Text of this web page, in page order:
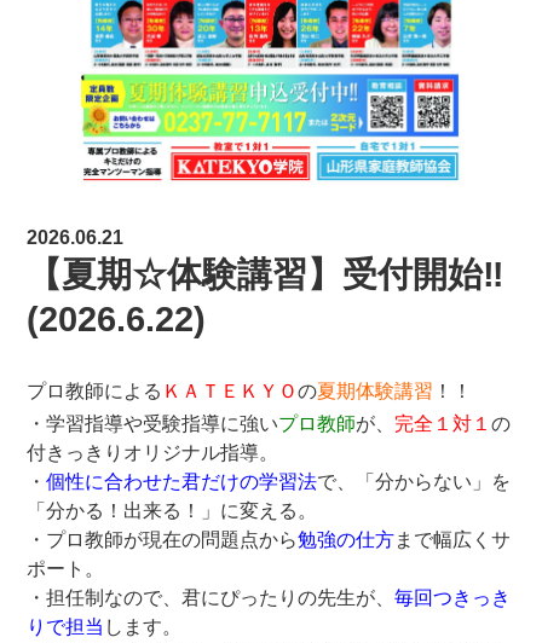
2026.06.21
【夏期☆体験講習】受付開始‼
(2026.6.22)
プロ教師による ＫＡＴＥＫＹＯの夏期体験講習 ！！
・学習指導や受験指導に強いプロ教師が、 完全１対１の
付きっきりオリジナル指導。
・個性に合わせた君だけの学習法で、「分からない」を
「分かる！出来る！」に変える。
・プロ教師が現在の問題点から勉強の仕方まで幅広くサ
ポート。
・担任制なので、君にぴったりの先生が、毎回つきっき
りで担当 します。